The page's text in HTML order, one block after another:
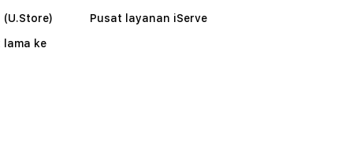
lama ke
Pusat layanan iServe